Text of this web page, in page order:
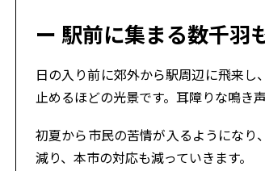
駅前に集まる数千羽
日の入り前に郊外から駅周辺に飛来
止めるほどの光景です。耳障りな鳴き
初夏から市民の苦情が入るようになり
減り、本市の対応も減っていきます。